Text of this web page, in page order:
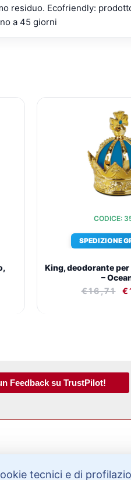
residuo. Ecofriendly:
a 45 giorni
CODICE:
SPEDIZIONE
King, deodorante
–
€16,71 €
Feedback su TrustPilot!
tecnici e di